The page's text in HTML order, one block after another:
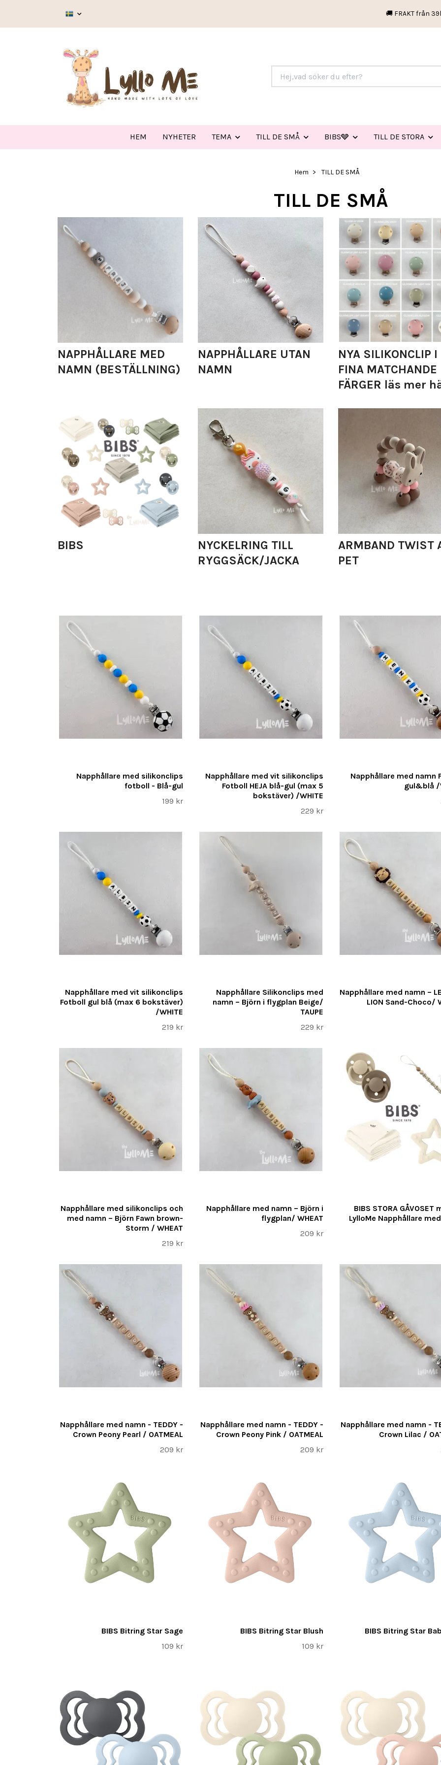
🚚 FRAKT från
HEM NYHETER TEMA TILL DE SMÅ BIBS🩶 TILL DE STORA
Hem TILL DE SMÅ
TILL DE SMÅ
NAPPHÅLLARE MED
NAMN (BESTÄLLNING)
NAPPHÅLLARE UTAN
NAMN
NYA SILIKONCLIP I
FINA MATCHANDE
FÄRGER läs mer
BIBS
NYCKELRING TILL
RYGGSÄCK/JACKA
ARMBAND TWIST
PET
Napphållare med silikonclips
fotboll - Blå-gul
199 kr
Napphållare med vit silikonclips
Fotboll HEJA blå-gul (max 5
bokstäver) /WHITE
229 kr
Napphållare med namn
gul&blå /
Napphållare med vit silikonclips
Fotboll gul blå (max 6 bokstäver)
/WHITE
219 kr
Napphållare Silikonclips med
namn – Björn i flygplan Beige/
TAUPE
229 kr
Napphållare med namn –
LION Sand-Choco/
Napphållare med silikonclips och
med namn – Björn Fawn brown-
Storm / WHEAT
219 kr
Napphållare med namn – Björn i
flygplan/ WHEAT
209 kr
BIBS STORA GÅVOSET
LylloMe Napphållare
Napphållare med namn - TEDDY -
Crown Peony Pearl / OATMEAL
209 kr
Napphållare med namn - TEDDY -
Crown Peony Pink / OATMEAL
209 kr
Napphållare med namn -
Crown Lilac /
BIBS Bitring Star Sage
109 kr
BIBS Bitring Star Blush
109 kr
BIBS Bitring Star